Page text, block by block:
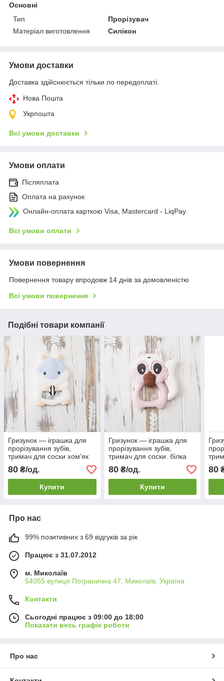
Основні
Тип
Прорізувач
Матеріал виготовлення
Силікон
Умови доставки
Доставка здійснюється тільки по передоплаті.
Нова Пошта
Укрпошта
Всі умови доставки
Умови оплати
Післяплата
Оплата на рахунок
Онлайн-оплата карткою Visa, Mastercard - LiqPay
Всі умови оплати
Умови повернення
Повернення товару впродовж 14 днів за домовленістю
Всі умови повернення
Подібні товари компанії
Гризунок — іграшка для
прорізування зубів,
тримач для соски хом'як
80 ₴/од.
Купити
Гризунок — іграшка для
прорізування зубів,
тримач для соски. білка
80₴/од.
Купити
80
Про нас
99% позитивних з 69 відгуків за рік
Працює з 31.07.2012
м. Миколаїв
54055 вулиця Погранична 47, Миколаїв, Україна
Контакти
Сьогодні працює з 09:00 до 18:00
Показати весь графік роботи
Про нас